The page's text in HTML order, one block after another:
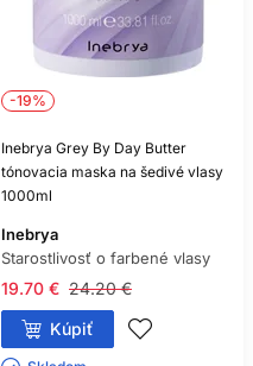
-19%
Inebrya Grey By Day Butter
tónovacia maska na šedivé vlasy
1000ml
Inebrya
Starostlivosť o farbené vlasy
24.20 €
19.70 €
Kúpiť